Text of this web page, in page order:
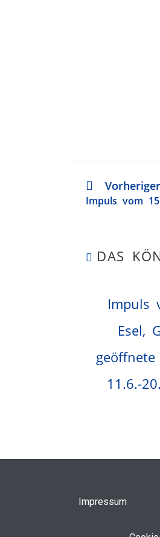
Impuls vom
DAS
Impuls
Esel,
11.6.-
Impressum